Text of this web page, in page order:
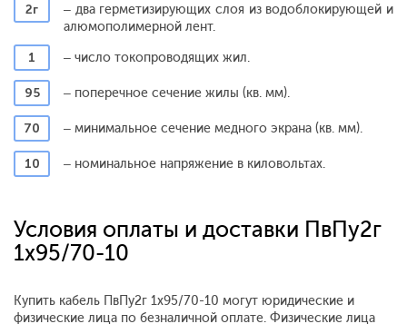
2г
– два герметизирующих слоя из водоблокирующей и
алюмополимерной лент.
1
– число токопроводящих жил.
95 – поперечное сечение жилы (кв. мм).
70 – минимальное сечение медного экрана (кв. мм).
10 – номинальное напряжение в киловольтах.
Условия оплаты и доставки ПвПу2г
1x95/70-10
Купить кабель ПвПу2г 1x95/70-10 могут юридические и
физические лица по безналичной оплате. Физические лица